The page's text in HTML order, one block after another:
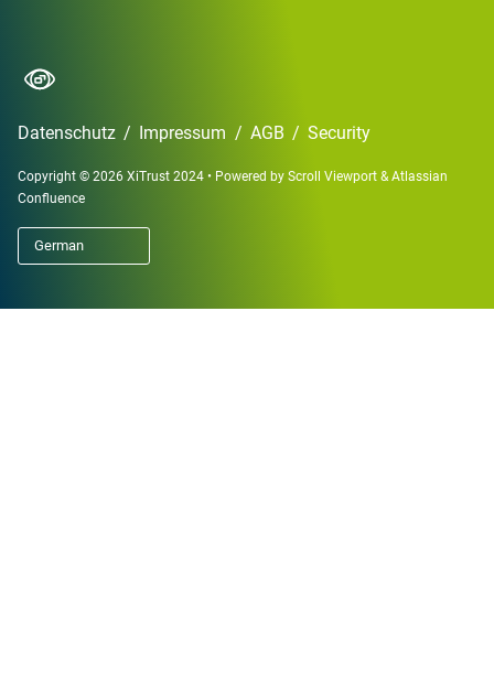
Datenschutz / Impressum / AGB / Security
Copyright © 2026 XiTrust 2024 • Powered by Scroll Viewport &Atlassian
Confluence
German